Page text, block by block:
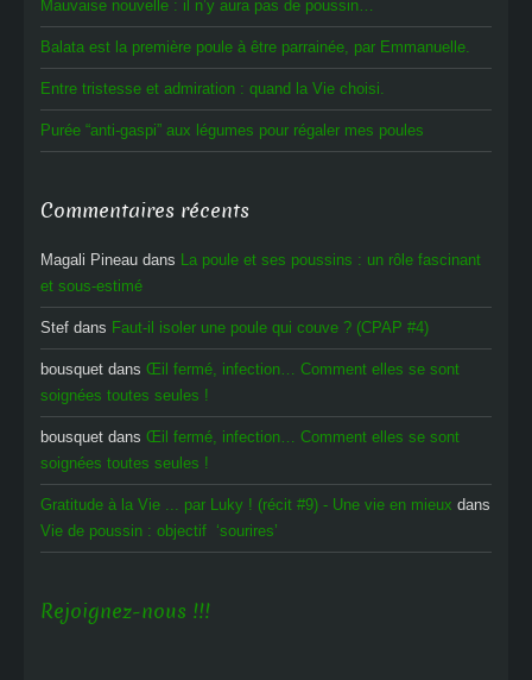
Mauvaise nouvelle : il n’y aura pas de poussin…
Balata est la première poule à être parrainée, par Emmanuelle.
Entre tristesse et admiration : quand la Vie choisi.
Purée “anti-gaspi” aux légumes pour régaler mes poules
Commentaires récents
Magali Pineau dans La poule et ses poussins : un rôle fascinant
et sous-estimé
Stef dans Faut-il isoler une poule qui couve ? (CPAP #4)
bousquet dans Œil fermé, infection… Comment elles se sont
soignées toutes seules !
bousquet dans Œil fermé, infection… Comment elles se sont
soignées toutes seules !
Gratitude à la Vie ... par Luky ! (récit #9) - Une vie en mieux dans
Vie de poussin : objectif ‘sourires’
Rejoignez-nous !!!